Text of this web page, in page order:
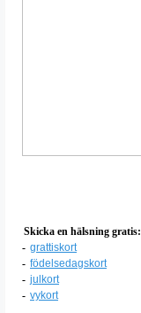
Skicka en hälsning gratis:
- grattiskort
- födelsedagskort
- julkort
- vykort